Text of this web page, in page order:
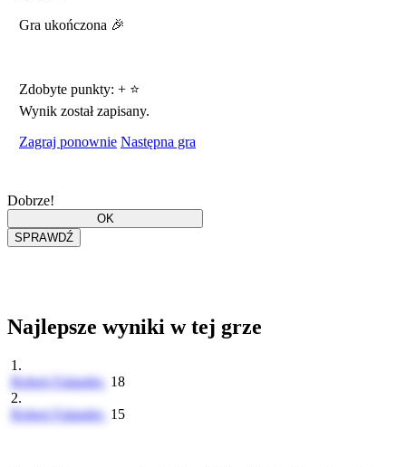
Gra ukończona 🎉
Zdobyte punkty: +⭐
Wynik został zapisany.
Zagraj ponownie Następna gra
Dobrze!
Najlepsze wyniki w tej grze
1.
Robert Falander 18
2.
Robert Falander 15